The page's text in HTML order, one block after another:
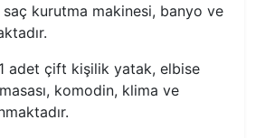
saç kurutma makinesi, banyo ve
1 adet çift kişilik yatak, elbise
komodin, klima ve